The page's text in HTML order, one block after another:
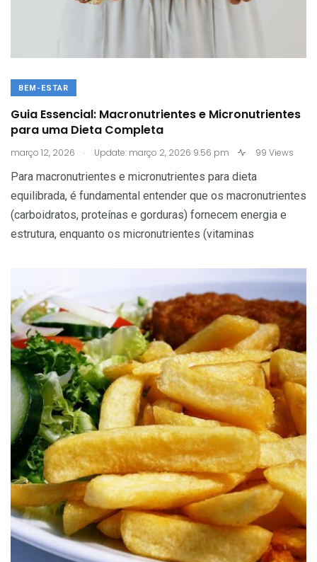
BEM-ESTAR
Guia Essencial: Macronutrientes e Micronutrientes
para uma Dieta Completa
março 12, 2026 . Update: março 2, 2026 9:56 pm 99 Views
Para macronutrientes e micronutrientes para dieta
equilibrada, é fundamental entender que os macronutrientes
(carboidratos, proteínas e gorduras) fornecem energia e
estrutura, enquanto os micronutrientes (vitaminas